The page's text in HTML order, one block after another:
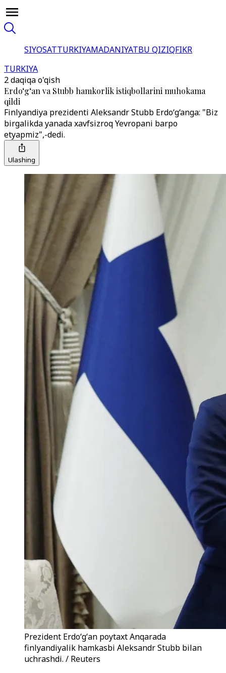
SIYOSATTURKIYAMADANIYATBU QIZIQFIKR
TURKIYA
2 daqiqa o'qish
Erdo‘g‘an va Stubb hamkorlik istiqbollarini muhokama
qildi
Finlyandiya prezidenti Aleksandr Stubb Erdo‘g‘anga: "Biz
birgalikda yanada xavfsizroq Yevropani barpo
etyapmiz",-dedi.
Ulashing
Prezident Erdoʻgʻan poytaxt Anqarada
finlyandiyalik hamkasbi Aleksandr Stubb bilan
uchrashdi. / Reuters